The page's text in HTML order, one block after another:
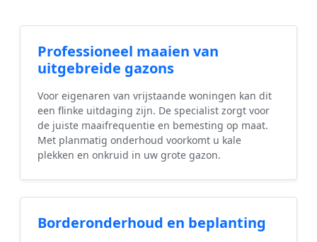
Professioneel maaien van
uitgebreide gazons
Voor eigenaren van vrijstaande woningen kan dit
een flinke uitdaging zijn. De specialist zorgt voor
de juiste maaifrequentie en bemesting op maat.
Met planmatig onderhoud voorkomt u kale
plekken en onkruid in uw grote gazon.
Borderonderhoud en beplanting